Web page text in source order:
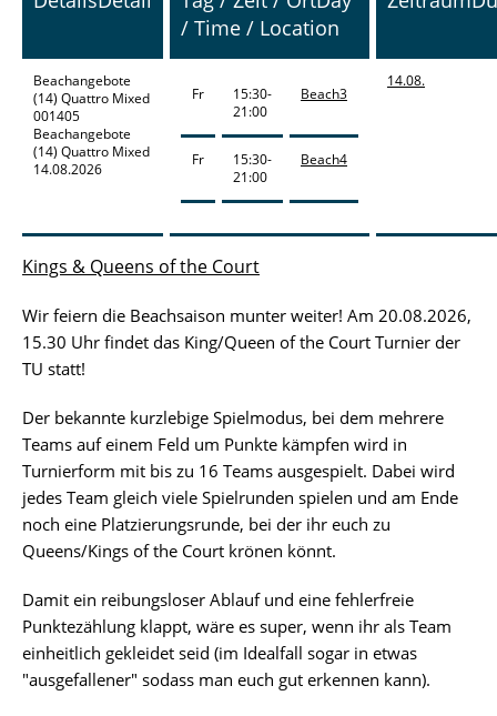
/ Time / Location
Beachangebote
(14) Quattro Mixed
001405
Beachangebote
(14) Quattro Mixed
14.08.2026
Fr
15:30-
21:00
Beach3
Fr
15:30-
21:00
Beach4
14.08.
Kings & Queens of the Court
Wir feiern die Beachsaison munter weiter! Am 20.08.2026,
15.30 Uhr findet das King/Queen of the Court Turnier der
TU statt!
Der bekannte kurzlebige Spielmodus, bei dem mehrere
Teams auf einem Feld um Punkte kämpfen wird in
Turnierform mit bis zu 16 Teams ausgespielt. Dabei wird
jedes Team gleich viele Spielrunden spielen und am Ende
noch eine Platzierungsrunde, bei der ihr euch zu
Queens/Kings of the Court krönen könnt.
Damit ein reibungsloser Ablauf und eine fehlerfreie
Punktezählung klappt, wäre es super, wenn ihr als Team
einheitlich gekleidet seid (im Idealfall sogar in etwas
"ausgefallener" sodass man euch gut erkennen kann).